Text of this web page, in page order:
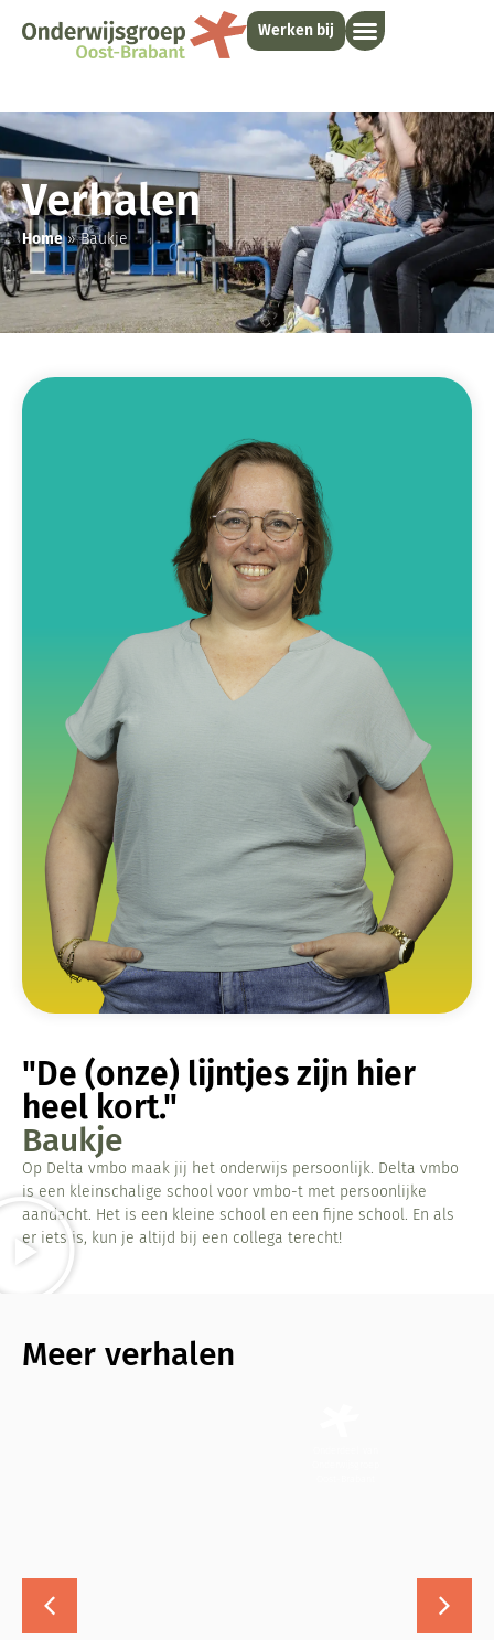
Werken bij
Verhalen
Home»Baukje
"De (onze) lijntjes zijn hier
heel kort."
Baukje
Op Delta vmbo maak jij het onderwijs persoonlijk. Delta vmbo
is een kleinschalige school voor vmbo-t met persoonlijke
aandacht. Het is een kleine school en een fijne school. En als
er iets is, kun je altijd bij een collega terecht!
Meer verhalen